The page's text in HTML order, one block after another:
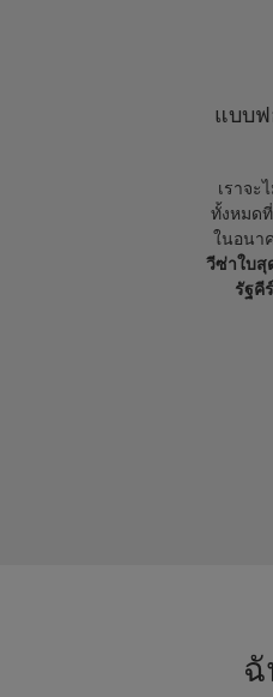
แบบฟ
เราจ
ทั้งหมด
ในอนา
วีซ่าใบสุ
รัฐคี
ฉั